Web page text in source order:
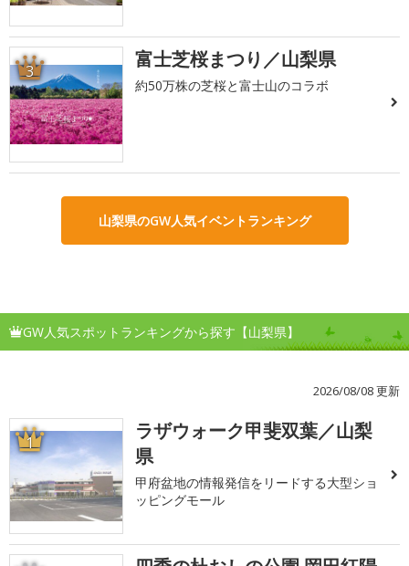
3 富士芝桜まつり／山梨県
約50万株の芝桜と富士山のコラボ
山梨県のGW人気イベントランキング
GW人気スポットランキングから探す【山梨県】
2026/08/08 更新
1
ラザウォーク甲斐双葉／山梨
県
甲府盆地の情報発信をリードする大型ショ
ッピングモール